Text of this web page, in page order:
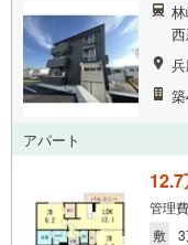
アパート
管理
敷